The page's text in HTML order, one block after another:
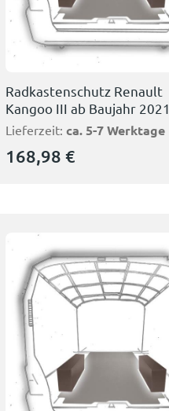
Radkastenschutz Renault
Kangoo III ab Baujahr 2021
Lieferzeit: ca. 5-7 Werktage
168,98 €